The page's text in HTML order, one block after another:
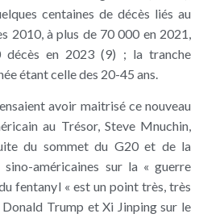
centaines de décès liés au
2010, à plus de 70 000 en 2021,
en 2023 (9) ; la tranche
étant celle des 20-45 ans.
avoir maitrisé ce nouveau
au Trésor, Steve Mnuchin,
du sommet du G20 et de la
américaines sur la « guerre
fentanyl « est un point très, très
Trump et Xi Jinping sur le